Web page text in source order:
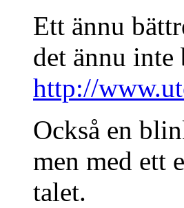
Ett ännu
det ännu
http://
Också en
men med ett
talet.